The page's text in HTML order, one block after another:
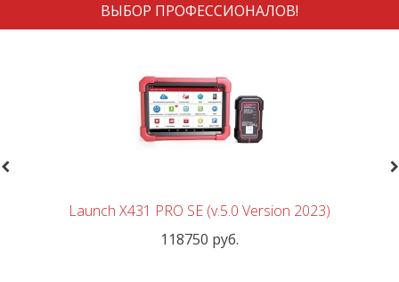
ВЫБОР ПРОФЕССИОНАЛОВ!
Launch X431 PRO SE (v.5.0 Version 2023)
118750 руб.